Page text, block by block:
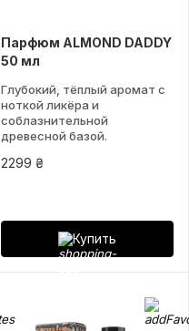
Парфюм ALMOND DADDY
50 мл
Глубокий, тёплый аромат с
ноткой ликёра и
соблазнительной
древесной базой.
2299 ₴
Купить